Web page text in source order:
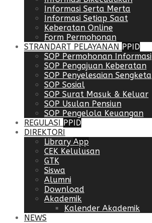
Informasi Serta Merta
Informasi Setiap Saat
Keberatan Online
Form Permohonan
STRANDART PELAYANAN PPID
SOP Permohonan Informasi
SOP Pengajuan Keberatan
SOP Penyelesaian Sengketa
SOP Sosial
SOP Surat Masuk & Keluar
SOP Usulan Pensiun
SOP Pengelola Keuangan
REGULASI PPID
DIREKTORI
Library App
CEK Kelulusan
GTK
Siswa
Alumni
Download
Akademik
Kalender Akademik
NEWS